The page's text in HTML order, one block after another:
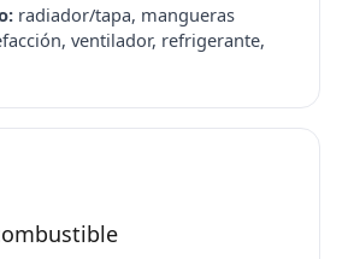
radiador/tapa, mangueras
ventilador, refrigerante,